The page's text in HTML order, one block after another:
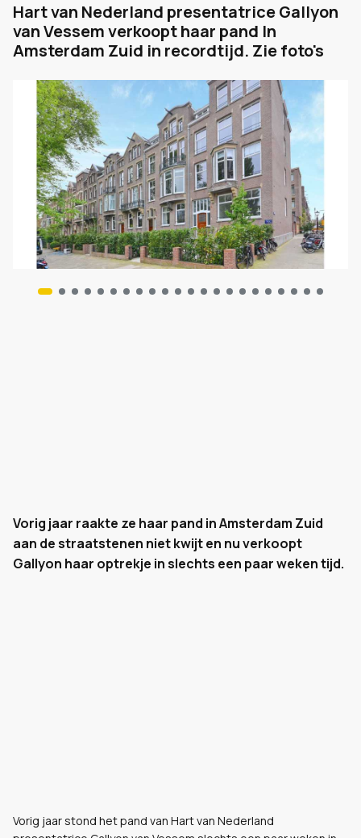
Hart van Nederland presentatrice Gallyon
van Vessem verkoopt haar pand In
Amsterdam Zuid in recordtijd. Zie foto's
Vorig jaar raakte ze haar pand in Amsterdam Zuid
aan de straatstenen niet kwijt en nu verkoopt
Gallyon haar optrekje in slechts een paar weken tijd.
Vorig jaar stond het pand van Hart van Nederland